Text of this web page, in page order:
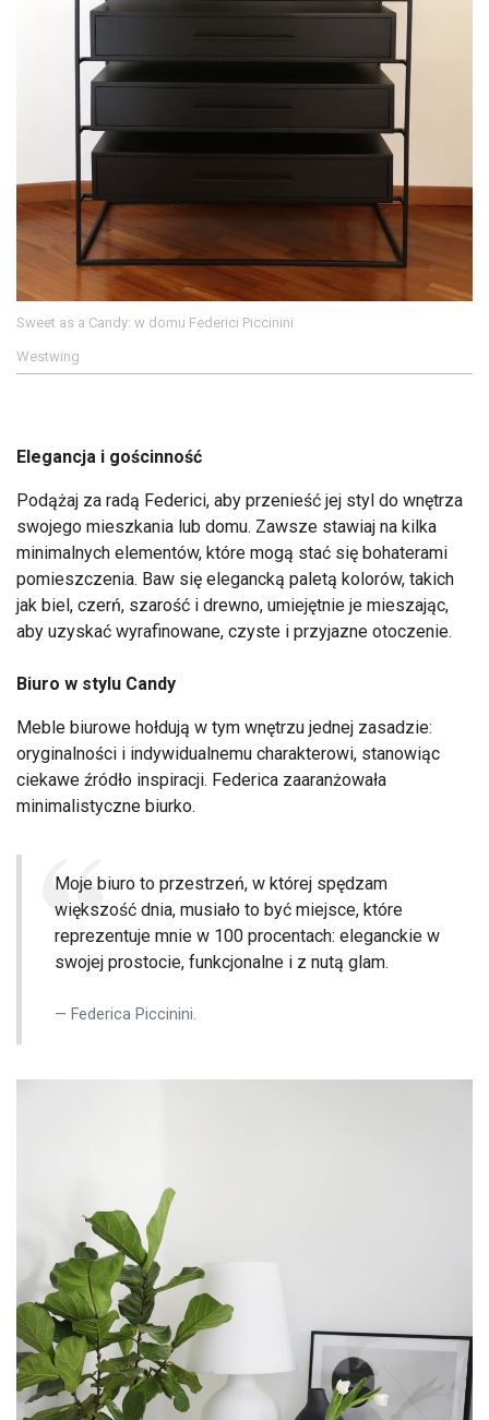
Sweet as a Candy: w domu Federici Piccinini
Westwing
Elegancja i gościnność
Podążaj za radą Federici, aby przenieść jej styl do wnętrza
swojego mieszkania lub domu. Zawsze stawiaj na kilka
minimalnych elementów, które mogą stać się bohaterami
pomieszczenia. Baw się elegancką paletą kolorów, takich
jak biel, czerń, szarość i drewno, umiejętnie je mieszając,
aby uzyskać wyrafinowane, czyste i przyjazne otoczenie.
Biuro w stylu Candy
Meble biurowe hołdują w tym wnętrzu jednej zasadzie:
oryginalności i indywidualnemu charakterowi, stanowiąc
ciekawe źródło inspiracji. Federica zaaranżowała
minimalistyczne biurko.
Moje biuro to przestrzeń, w której spędzam
większość dnia, musiało to być miejsce, które
reprezentuje mnie w 100 procentach: eleganckie w
swojej prostocie, funkcjonalne i z nutą glam.
Federica Piccinini.